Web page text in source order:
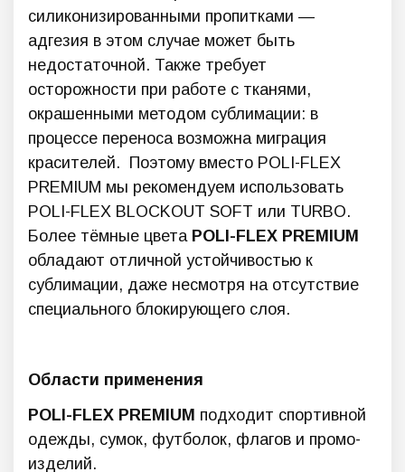
силиконизированными пропитками —
адгезия в этом случае может быть
недостаточной. Также требует
осторожности при работе с тканями,
окрашенными методом сублимации: в
процессе переноса возможна миграция
красителей. Поэтому вместо POLI-FLEX
PREMIUM мы рекомендуем использовать
POLI-FLEX BLOCKOUT SOFT или TURBO.
Более тёмные цвета POLI-FLEX PREMIUM
обладают отличной устойчивостью к
сублимации, даже несмотря на отсутствие
специального блокирующего слоя.
Области применения
POLI-FLEX PREMIUM подходит спортивной
одежды, сумок, футболок, флагов и промо-
изделий.